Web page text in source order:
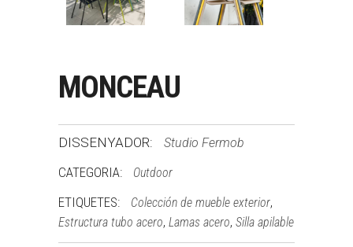
MONCEAU
DISSENYADOR: Studio Fermob
CATEGORIA: Outdoor
ETIQUETES: Colección de mueble exterior,
Estructura tubo acero, Lamas acero, Silla apilable